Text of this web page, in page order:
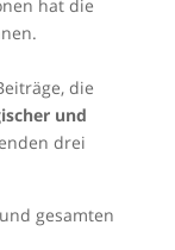
hat die
die
und
drei
gesamten